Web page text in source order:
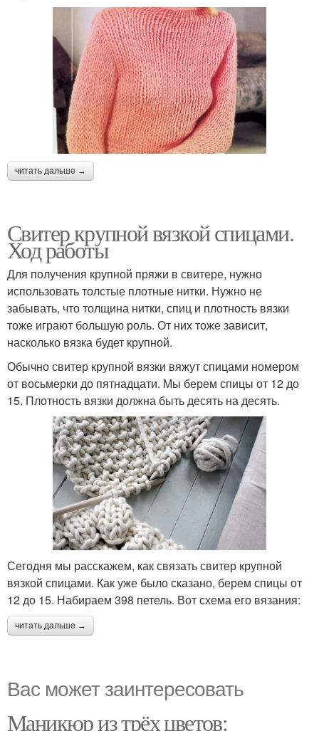
читать дальше →
Свитер крупной вязкой спицами.
Ход работы
Для получения крупной пряжи в свитере, нужно
использовать толстые плотные нитки. Нужно не
забывать, что толщина нитки, спиц и плотность вязки
тоже играют большую роль. От них тоже зависит,
насколько вязка будет крупной.
Обычно свитер крупной вязки вяжут спицами номером
от восьмерки до пятнадцати. Мы берем спицы от 12 до
15. Плотность вязки должна быть десять на десять.
Сегодня мы расскажем, как связать свитер крупной
вязкой спицами. Как уже было сказано, берем спицы от
12 до 15. Набираем 398 петель. Вот схема его вязания:
читать дальше →
Вас может заинтересовать
Маникюр из трёх цветов: